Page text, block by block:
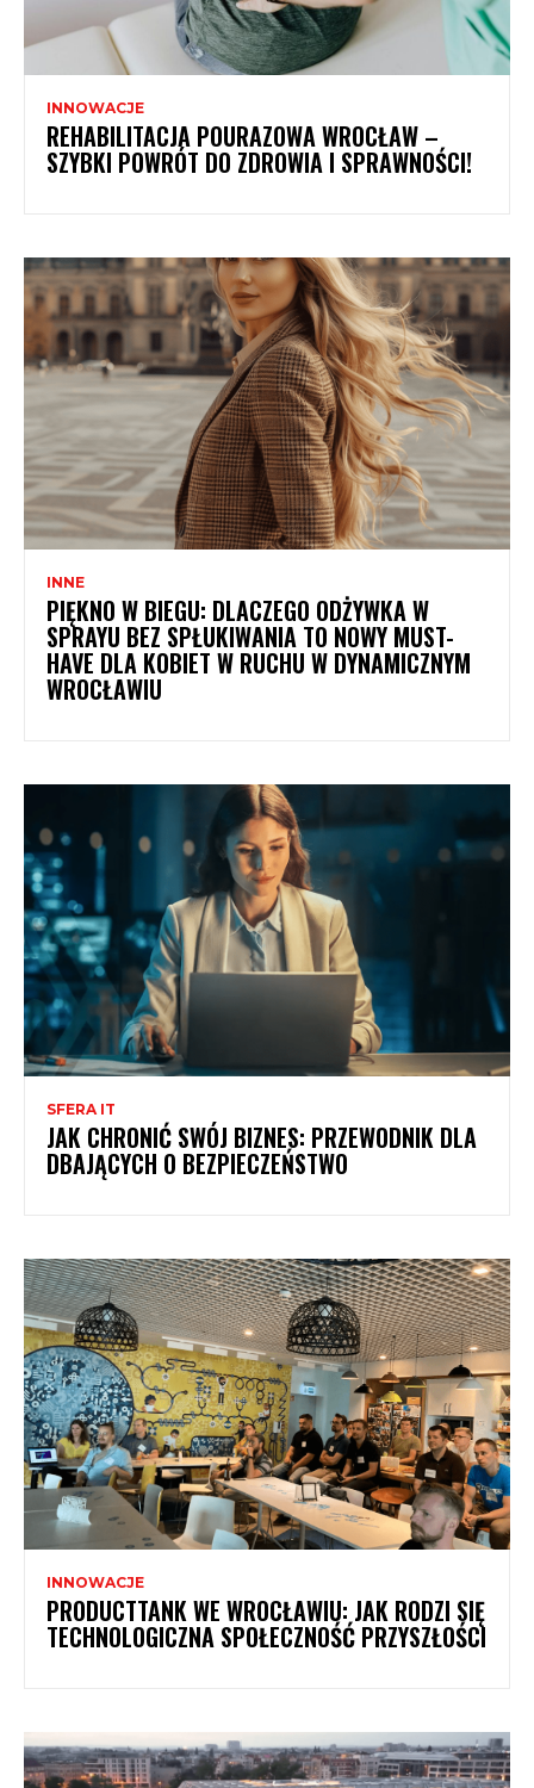
INNOWACJE
REHABILITACJA POURAZOWA WROCŁAW –
SZYBKI POWRÓT DO ZDROWIA I SPRAWNOŚCI!
INNE
PIĘKNO W BIEGU: DLACZEGO ODŻYWKA W
SPRAYU BEZ SPŁUKIWANIA TO NOWY MUST-
HAVE DLA KOBIET W RUCHU W DYNAMICZNYM
WROCŁAWIU
SFERA IT
JAK CHRONIĆ SWÓJ BIZNES: PRZEWODNIK DLA
DBAJĄCYCH O BEZPIECZEŃSTWO
INNOWACJE
PRODUCTTANK WE WROCŁAWIU: JAK RODZI SIĘ
TECHNOLOGICZNA SPOŁECZNOŚĆ PRZYSZŁOŚCI